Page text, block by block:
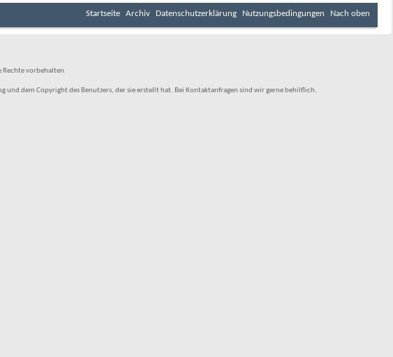
Startseite Archiv Datenschutzerklärung Nutzungsbedingungen Nach oben
vorbehalten.
dem Copyright des Benutzers, der sie erstellt hat. Bei Kontaktanfragen sind wir gerne behilflich.